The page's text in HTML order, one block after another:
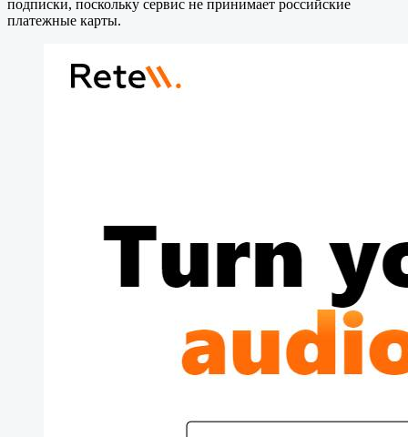
подписки, поскольку сервис не принимает российские
платежные карты.